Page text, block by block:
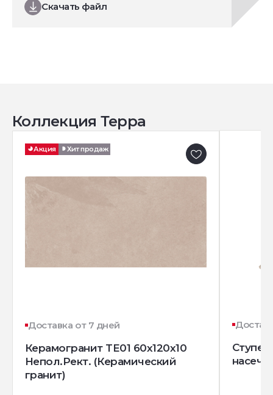
Скачать файл
Коллекция Терра
Акция Хит продаж
Доставка от 7 дней
Керамогранит TE01 60x120x10
Непол.Рект. (Керамический
гранит)